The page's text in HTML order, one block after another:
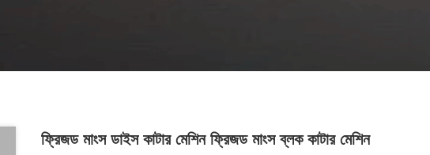
ফ্রিজড মাংস ডাইস কাটার মেশিন ফ্রিজড মাংস ব্লক কাটার মেশিন